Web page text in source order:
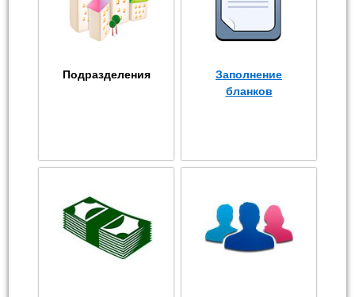
Подразделения
Заполнение
бланков